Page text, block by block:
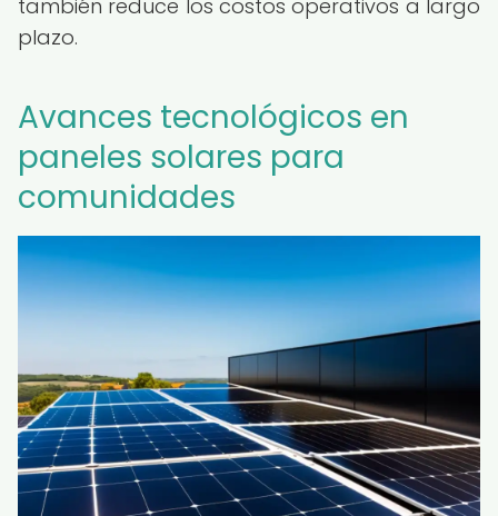
también reduce los costos operativos a largo
plazo.
Avances tecnológicos en
paneles solares para
comunidades